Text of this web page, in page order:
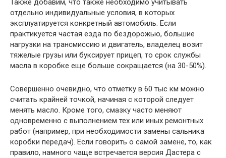
Также добавим, что также необходимо учитывать
отдельно индивидуальные условия, в которых
эксплуатируется конкретный автомобиль. Если
практикуется частая езда по бездорожью, большие
нагрузки на трансмиссию и двигатель, владелец возит
тяжелые грузы или буксирует прицеп, то срок службы
масла в коробке еще больше сокращается (на 30-50%).
Совершенно очевидно, что отметку в 60 тыс км можно
считать крайней точкой, начиная с которой следует
менять масло. Кроме того, смазку часто меняют
одновременно с выполнением тех или иных ремонтных
работ (например, при необходимости замены сальника
коробки передач). Если говорить о самой замене, то, как
правило, намного чаще встречается версия Дастера с